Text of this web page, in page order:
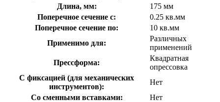
Длина, мм:
175 мм
Поперечное сечение с:
0.25 кв.мм
Поперечное сечение по:
10 кв.мм
Применимо для:
Различных
применений
Прессформа:
Квадратная
опрессовка
С фиксацией (для механических
инструментов):
Нет
Со сменными вставками:
Нет